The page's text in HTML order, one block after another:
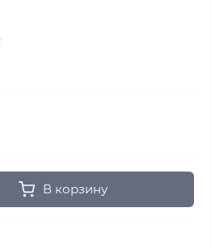
В корзину